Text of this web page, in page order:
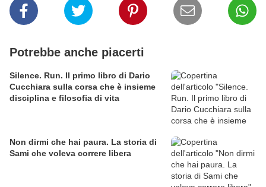
Potrebbe anche piacerti
Silence. Run. Il primo libro di Dario
Cucchiara sulla corsa che è insieme
disciplina e filosofia di vita
Non dirmi che hai paura. La storia di
Sami che voleva correre libera